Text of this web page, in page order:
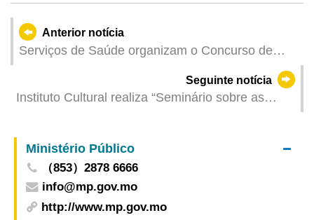
Anterior notícia
Serviços de Saúde organizam o Concurso de
Concepção de Cartaz de Dádiva de Sangue para
promover a dádiva benévola de sangue
Seguinte notícia
Instituto Cultural realiza “Seminário sobre as
Intangível” para auscultar as importantes opiniões
do público
Ministério Público
（853）2878 6666
info@mp.gov.mo
http://www.mp.gov.mo